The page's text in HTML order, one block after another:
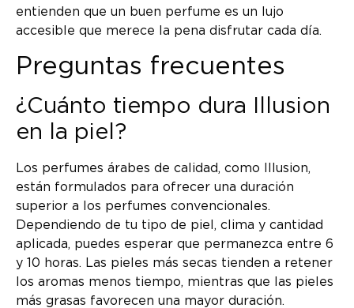
entienden que un buen perfume es un lujo
accesible que merece la pena disfrutar cada día.
Preguntas frecuentes
¿Cuánto tiempo dura Illusion
en la piel?
Los perfumes árabes de calidad, como Illusion,
están formulados para ofrecer una duración
superior a los perfumes convencionales.
Dependiendo de tu tipo de piel, clima y cantidad
aplicada, puedes esperar que permanezca entre 6
y 10 horas. Las pieles más secas tienden a retener
los aromas menos tiempo, mientras que las pieles
más grasas favorecen una mayor duración.